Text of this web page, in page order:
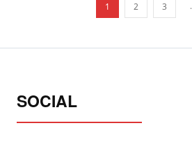
1 2 3
SOCIAL